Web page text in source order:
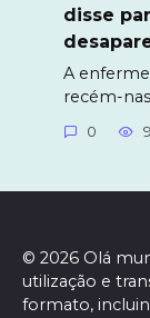
disse
A
recém-
0
© 2026 Olá
utilização e
formato,